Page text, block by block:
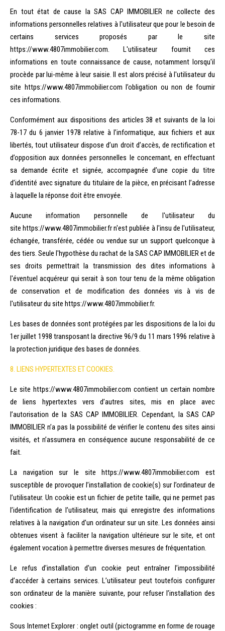
En tout état de cause la SAS CAP IMMOBILIER ne collecte des
informations personnelles relatives à l'utilisateur que pour le besoin de
certains services proposés par le site
https://www.4807immobilier.com. L'utilisateur fournit ces
informations en toute connaissance de cause, notamment lorsqu'il
procède par lui-même à leur saisie. Il est alors précisé à l'utilisateur du
site https://www.4807immobilier.com l’obligation ou non de fournir
ces informations.
Conformément aux dispositions des articles 38 et suivants de la loi
78-17 du 6 janvier 1978 relative à l’informatique, aux fichiers et aux
libertés, tout utilisateur dispose d’un droit d’accès, de rectification et
d’opposition aux données personnelles le concernant, en effectuant
sa demande écrite et signée, accompagnée d’une copie du titre
d’identité avec signature du titulaire de la pièce, en précisant l’adresse
à laquelle la réponse doit être envoyée.
Aucune information personnelle de l'utilisateur du
site https://www.4807immobilier.fr n'est publiée à l'insu de l'utilisateur,
échangée, transférée, cédée ou vendue sur un support quelconque à
des tiers. Seule l'hypothèse du rachat de la SAS CAP IMMOBILIER et de
ses droits permettrait la transmission des dites informations à
l'éventuel acquéreur qui serait à son tour tenu de la même obligation
de conservation et de modification des données vis à vis de
l'utilisateur du site https://www.4807immobilier.fr.
Les bases de données sont protégées par les dispositions de la loi du
1er juillet 1998 transposant la directive 96/9 du 11 mars 1996 relative à
la protection juridique des bases de données.
8. LIENS HYPERTEXTES ET COOKIES.
Le site https://www.4807immobilier.com contient un certain nombre
de liens hypertextes vers d’autres sites, mis en place avec
l’autorisation de la SAS CAP IMMOBILIER. Cependant, la SAS CAP
IMMOBILIER n’a pas la possibilité de vérifier le contenu des sites ainsi
visités, et n’assumera en conséquence aucune responsabilité de ce
fait.
La navigation sur le site https://www.4807immobilier.com est
susceptible de provoquer l’installation de cookie(s) sur l’ordinateur de
l’utilisateur. Un cookie est un fichier de petite taille, qui ne permet pas
l’identification de l’utilisateur, mais qui enregistre des informations
relatives à la navigation d’un ordinateur sur un site. Les données ainsi
obtenues visent à faciliter la navigation ultérieure sur le site, et ont
également vocation à permettre diverses mesures de fréquentation.
Le refus d’installation d’un cookie peut entraîner l’impossibilité
d’accéder à certains services. L’utilisateur peut toutefois configurer
son ordinateur de la manière suivante, pour refuser l’installation des
cookies :
Sous Internet Explorer : onglet outil (pictogramme en forme de rouage